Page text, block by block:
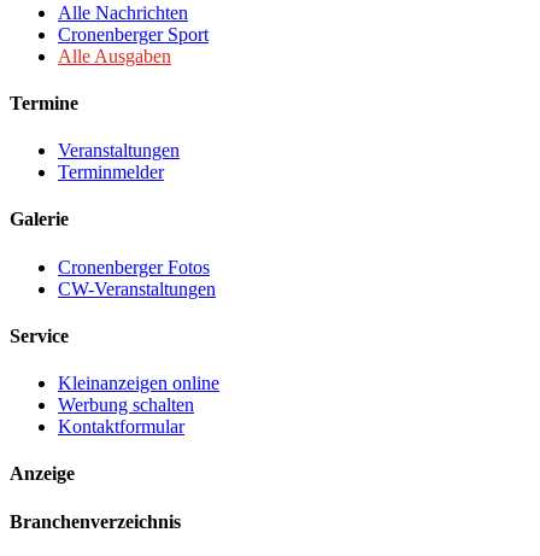
Alle Nachrichten
Cronenberger Sport
Alle Ausgaben
Termine
Veranstaltungen
Terminmelder
Galerie
Cronenberger Fotos
CW-Veranstaltungen
Service
Kleinanzeigen online
Werbung schalten
Kontaktformular
Anzeige
Branchenverzeichnis